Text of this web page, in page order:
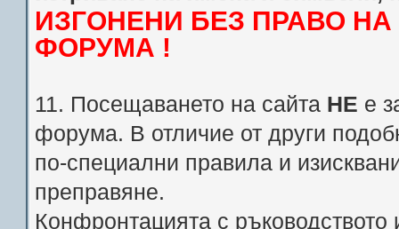
ИЗГОНЕНИ БЕЗ ПРАВО
ФОРУМА !
11. Посещаването на сайта НЕ е
форума. В отличие от други
по-специални правила и
преправяне.
Конфронтацията с